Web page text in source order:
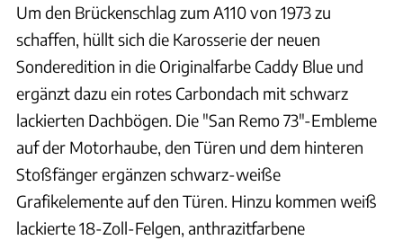
Um den Brückenschlag zum A110 von 1973 zu
schaffen, hüllt sich die Karosserie der neuen
Sonderedition in die Originalfarbe Caddy Blue und
ergänzt dazu ein rotes Carbondach mit schwarz
lackierten Dachbögen. Die "San Remo 73"-Embleme
auf der Motorhaube, den Türen und dem hinteren
Stoßfänger ergänzen schwarz-weiße
Grafikelemente auf den Türen. Hinzu kommen weiß
lackierte 18-Zoll-Felgen, anthrazitfarbene